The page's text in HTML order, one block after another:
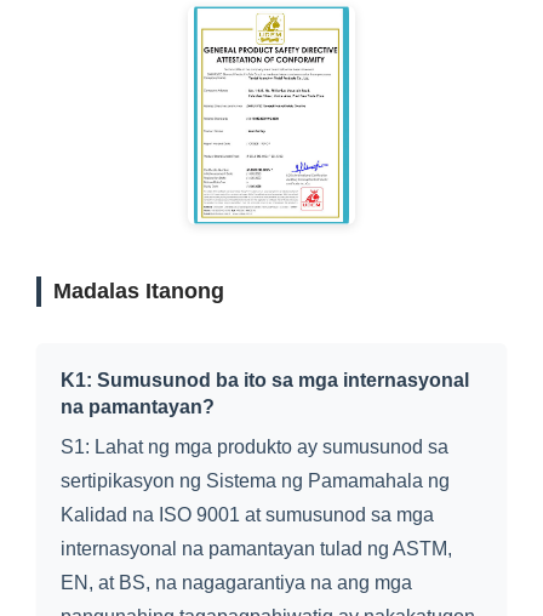
Madalas Itanong
K1: Sumusunod ba ito sa mga internasyonal
na pamantayan?
S1: Lahat ng mga produkto ay sumusunod sa
sertipikasyon ng Sistema ng Pamamahala ng
Kalidad na ISO 9001 at sumusunod sa mga
internasyonal na pamantayan tulad ng ASTM,
EN, at BS, na nagagarantiya na ang mga